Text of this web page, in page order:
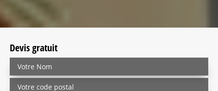
Devis gratuit